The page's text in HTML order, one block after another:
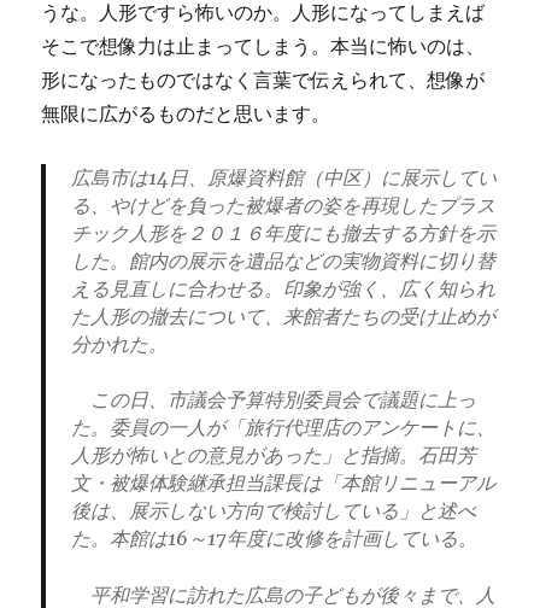
うな。人形ですら怖いのか。人形になってしまえば
そこで想像力は止まってしまう。本当に怖いのは、
形になったものではなく言葉で伝えられて、想像が
無限に広がるものだと思います。
広島市は14日、原爆資料館（中区）に展示してい
る、やけどを負った被爆者の姿を再現したプラス
チック人形を２０１６年度にも撤去する方針を示
した。館内の展示を遺品などの実物資料に切り替
える見直しに合わせる。印象が強く、広く知られ
た人形の撤去について、来館者たちの受け止めが
分かれた。
この日、市議会予算特別委員会で議題に上っ
た。委員の一人が「旅行代理店のアンケートに、
人形が怖いとの意見があった」と指摘。石田芳
文・被爆体験継承担当課長は「本館リニューアル
後は、展示しない方向で検討している」と述べ
た。本館は16～17年度に改修を計画している。
平和学習に訪れた広島の子どもが後々まで、人